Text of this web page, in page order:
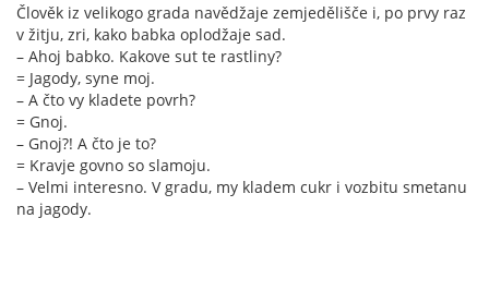
Člověk iz velikogo grada navědžaje zemjedělišče i, po prvy raz
v žitju, zri, kako babka oplodžaje sad.
– Ahoj babko. Kakove sut te rastliny?
= Jagody, syne moj.
– A čto vy kladete povrh?
= Gnoj.
– Gnoj?! A čto je to?
= Kravje govno so slamoju.
– Velmi interesno. V gradu, my kladem cukr i vozbitu smetanu
na jagody.